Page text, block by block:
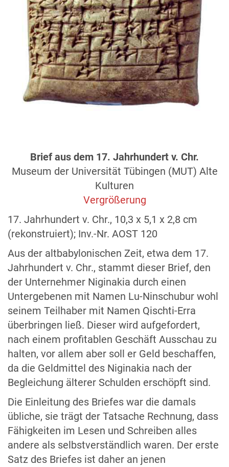
Brief aus dem 17. Jahrhundert v. Chr.
Museum der Universität Tübingen (MUT) Alte
Kulturen
Vergrößerung
17. Jahrhundert v. Chr., 10,3 x 5,1 x 2,8 cm
(rekonstruiert); Inv.-Nr. AOST 120
Aus der altbabylonischen Zeit, etwa dem 17.
Jahrhundert v. Chr., stammt dieser Brief, den
der Unternehmer Niginakia durch einen
Untergebenen mit Namen Lu-Ninschubur wohl
seinem Teilhaber mit Namen Qischti-Erra
überbringen ließ. Dieser wird aufgefordert,
nach einem profitablen Geschäft Ausschau zu
halten, vor allem aber soll er Geld beschaffen,
da die Geldmittel des Niginakia nach der
Begleichung älterer Schulden erschöpft sind.
Die Einleitung des Briefes war die damals
übliche, sie trägt der Tatsache Rechnung, dass
Fähigkeiten im Lesen und Schreiben alles
andere als selbstverständlich waren. Der erste
Satz des Briefes ist daher an jenen